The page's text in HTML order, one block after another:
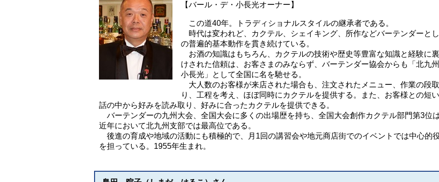
【バール・デ・小長光オーナー】
この道40年。トラディショナルスタイルの継承者である。
時代は変われど、カクテル、シェイキング、所作などバーテンダーと
の普遍的基本動作を貫き続けている。
お酒の知識はもちろん、カクテルの技術や歴史等豊富な知識と経験に
けされた信頼は、お客さまのみならず、バーテンダー協会からも「北九
小長光」として全国に名を馳せる。
大人数のお客様が来店された場合も、注文されたメニュー、作業の段取
り、工程を考え、ほぼ同時にカクテルを提供する。また、お客様との短
話の中から好みを読み取り、好みに合ったカクテルを提供できる。
バーテンダーの九州大会、全国大会に多くの出場歴を持ち、全国大会創作カクテル部門第3位は
近年において北九州支部では最高位である。
後進の育成や地域の活動にも積極的で、月1回の講習会や地元商店街でのイベントでは中心的
を担っている。1955年生まれ。